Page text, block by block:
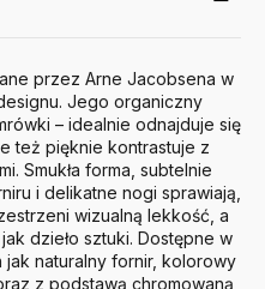
przez Arne Jacobsena w
Jego organiczny
– idealnie odnajduje się
też pięknie kontrastuje z
Smukła forma, subtelnie
i delikatne nogi sprawiają,
wizualną lekkość, a
dzieło sztuki. Dostępne w
naturalny fornir, kolorowy
z podstawą chromowaną